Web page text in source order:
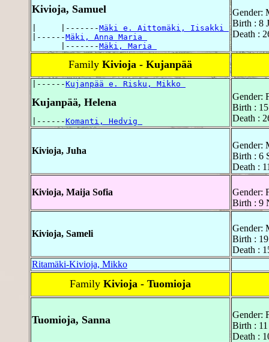
Kivioja, Samuel
|     |-------Mäki e. Aittomäki, Iisakki
|------Mäki, Anna Maria
      |-------
Mäki, Maria
Gender:
Birth : 8
Death :
Family Kivioja - Kujanpää
|------Kujanpää e. Risku, Mikko
Kujanpää, Helena
|------Komanti, Hedvig
Gender:
Birth :
Death :
Kivioja, Juha
Gender:
Birth : 6
Death :
Kivioja, Maija Sofia
Gender:
Birth : 9
Kivioja, Sameli
Gender:
Birth :
Death :
Ritamäki-Kivioja, Mikko
Family Kivioja - Tuomioja
Tuomioja, Sanna
Gender:
Birth :
Death :